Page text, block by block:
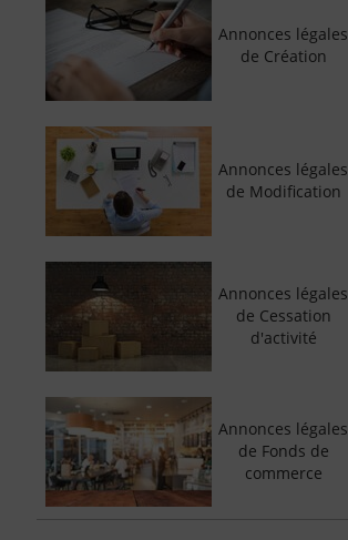
Annonces légales
de Création
Annonces légales
de Modification
Annonces légales
de Cessation
d'activité
Annonces légales
de Fonds de
commerce